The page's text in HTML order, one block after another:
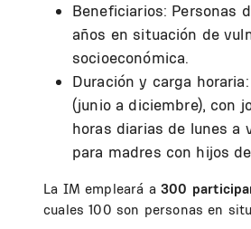
Beneficiarios: Personas
años en situación de
socioeconómica.
Duración y carga
(junio a diciembre), con
horas diarias de lunes a
para madres con hijos
La IM empleará a300
cuales 100 son personas en